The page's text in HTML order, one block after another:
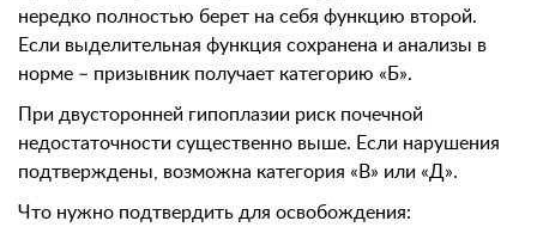
нередко полностью берет на себя функцию второй.
Если выделительная функция сохранена и анализы в
норме – призывник получает категорию «Б».
При двусторонней гипоплазии риск почечной
недостаточности существенно выше. Если нарушения
подтверждены, возможна категория «В» или «Д».
Что нужно подтвердить для освобождения: